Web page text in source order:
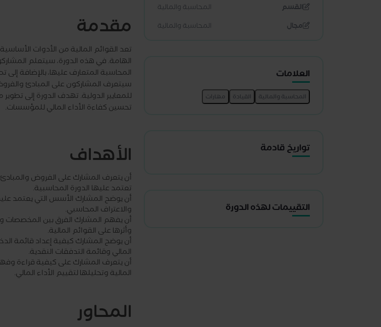
القسم
المحاسبة والمالية
مجال
المحاسبة والمالية
العلامات
تواريخ قادمة
التقييمات لهذه الدورة
مقدمة
تعد القوائم المالية من الأدوات
الهامة. في هذه الدورة، سيتعلم
المحاسبة المتعارف عليها، بالإضافة
سيتعرف المشاركون على المبادئ والفروض
للمعايير الدولية. تهدف الدورة إلى
تحسين كفاءة الأداء المالي للمؤسسات.
الأهداف
أن يتعرف المشارك على الفروض والمبادئ
تعتمد عليها الدورة المحاسبية.
أن يوضح المشارك الأسس التي يعتمد
والاعتراف المحاسبي.
أن يفهم المشارك الفرق بين المخصصات
وأثرها على القوائم المالية.
أن يوضح المشارك كيفية إعداد قائمة
المالي وقائمة التدفقات النقدية.
أن يتعرف المشارك على كيفية قراءة
المالية وتحليلها لتقييم الأداء المالي.
المحاور